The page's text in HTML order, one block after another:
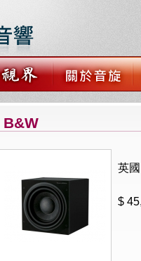
B&W
英
$